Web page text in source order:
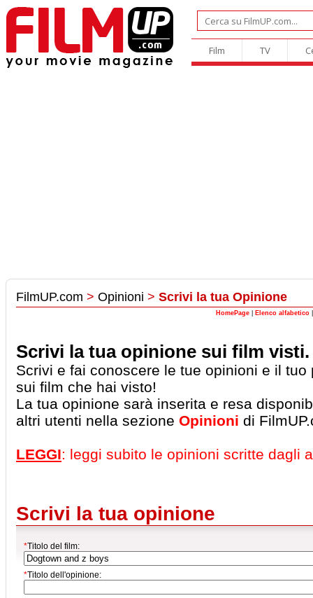
Film TV
FilmUP.com > Opinioni > Scrivi la tua Opinione
HomePage Elenco alfabetico
Scrivi la tua opinione sui film visti.
Scrivi e fai conoscere le tue opinioni e il tuo
sui film che hai visto!
La tua opinione sarà inserita e resa
altri utenti nella sezione Opinioni di
LEGGI: leggi subito le opinioni scritte dagli
Scrivi la tua opinione
*Titolo del film:
*Titolo dell'opinione: